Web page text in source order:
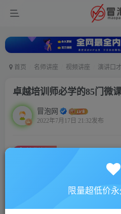
首页 名师讲座 视频讲座 演讲口才
卓越培训师必学的85门微
冒泡网
2022年7月17日 21:32发布
卓越培训师必学的85门微课（价
此内容为付费资源，请付费后查看
5
限量超低价